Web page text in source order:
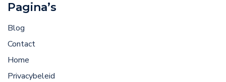
Pagina’s
Blog
Contact
Home
Privacybeleid